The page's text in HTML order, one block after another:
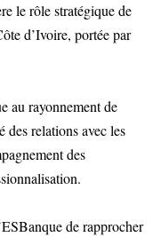
le rôle stratégique de
d’Ivoire, portée par
au rayonnement de
des relations avec les
des
de rapprocher